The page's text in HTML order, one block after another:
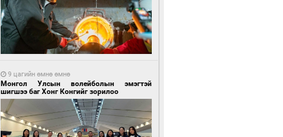
9 цагийн өмнө өмнө
Монгол Улсын волейболын эмэгтэй
шигшээ баг Хонг Конгийг зорилоо